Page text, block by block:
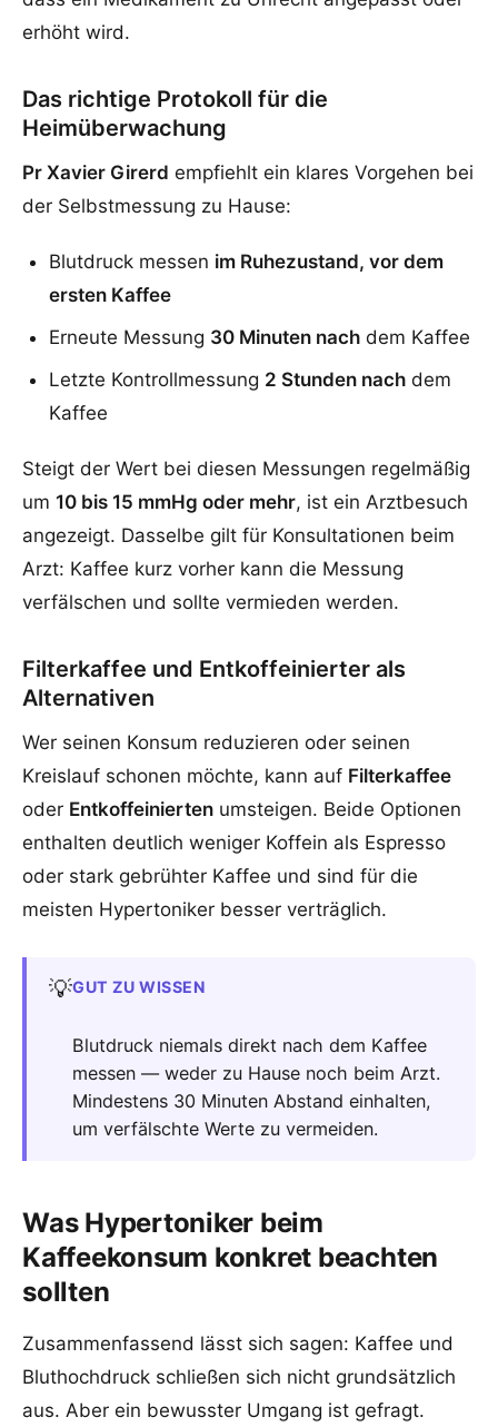
erhöht wird.
Das richtige Protokoll für die
Heimüberwachung
Pr Xavier Girerd empfiehlt ein klares Vorgehen bei
der Selbstmessung zu Hause:
Blutdruck messen im Ruhezustand, vor dem
ersten Kaffee
Erneute Messung 30 Minuten nach dem Kaffee
Letzte Kontrollmessung 2 Stunden nach dem
Kaffee
Steigt der Wert bei diesen Messungen regelmäßig
um 10 bis 15 mmHg oder mehr, ist ein Arztbesuch
angezeigt. Dasselbe gilt für Konsultationen beim
Arzt: Kaffee kurz vorher kann die Messung
verfälschen und sollte vermieden werden.
Filterkaffee und Entkoffeinierter als
Alternativen
Wer seinen Konsum reduzieren oder seinen
Kreislauf schonen möchte, kann auf Filterkaffee
oder Entkoffeinierten umsteigen. Beide Optionen
enthalten deutlich weniger Koffein als Espresso
oder stark gebrühter Kaffee und sind für die
meisten Hypertoniker besser verträglich.
💡GUT ZU WISSEN
Blutdruck niemals direkt nach dem Kaffee
messen — weder zu Hause noch beim Arzt.
Mindestens 30 Minuten Abstand einhalten,
um verfälschte Werte zu vermeiden.
Was Hypertoniker beim
Kaffeekonsum konkret beachten
sollten
Zusammenfassend lässt sich sagen: Kaffee und
Bluthochdruck schließen sich nicht grundsätzlich
aus. Aber ein bewusster Umgang ist gefragt.